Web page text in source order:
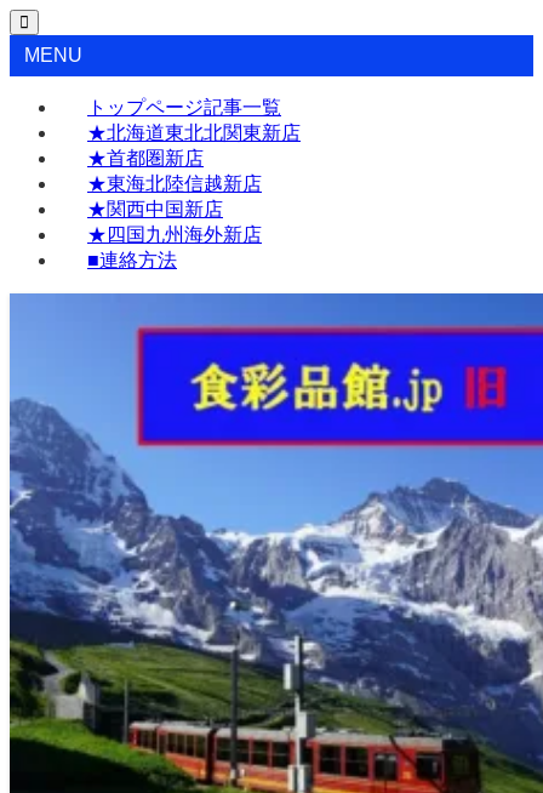
MENU
トップページ記事一覧
★北海道東北北関東新店
★首都圏新店
★東海北陸信越新店
★関西中国新店
★四国九州海外新店
■連絡方法